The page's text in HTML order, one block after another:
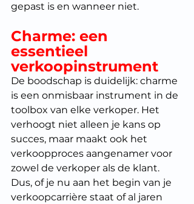
gepast is en wanneer niet.
Charme: een
essentieel
verkoopinstrument
De boodschap is duidelijk: charme
is een onmisbaar instrument in de
toolbox van elke verkoper. Het
verhoogt niet alleen je kans op
succes, maar maakt ook het
verkoopproces aangenamer voor
zowel de verkoper als de klant.
Dus, of je nu aan het begin van je
verkoopcarrière staat of al jaren